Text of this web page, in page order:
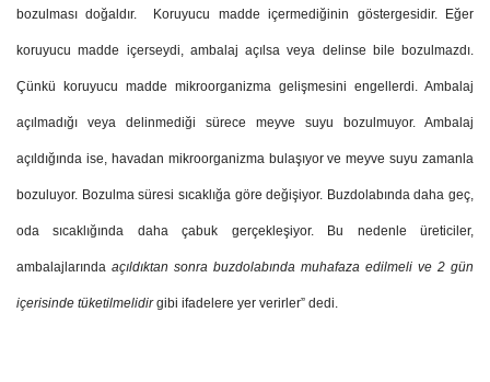
bozulması doğaldır. Koruyucu madde içermediğinin göstergesidir. Eğer
koruyucu madde içerseydi, ambalaj açılsa veya delinse bile bozulmazdı.
Çünkü koruyucu madde mikroorganizma gelişmesini engellerdi. Ambalaj
açılmadığı veya delinmediği sürece meyve suyu bozulmuyor. Ambalaj
açıldığında ise, havadan mikroorganizma bulaşıyor ve meyve suyu zamanla
bozuluyor. Bozulma süresi sıcaklığa göre değişiyor. Buzdolabında daha geç,
oda sıcaklığında daha çabuk gerçekleşiyor. Bu nedenle üreticiler,
ambalajlarında açıldıktan sonra buzdolabında muhafaza edilmeli ve 2 gün
içerisinde tüketilmelidirgibi ifadelere yer verirler” dedi.